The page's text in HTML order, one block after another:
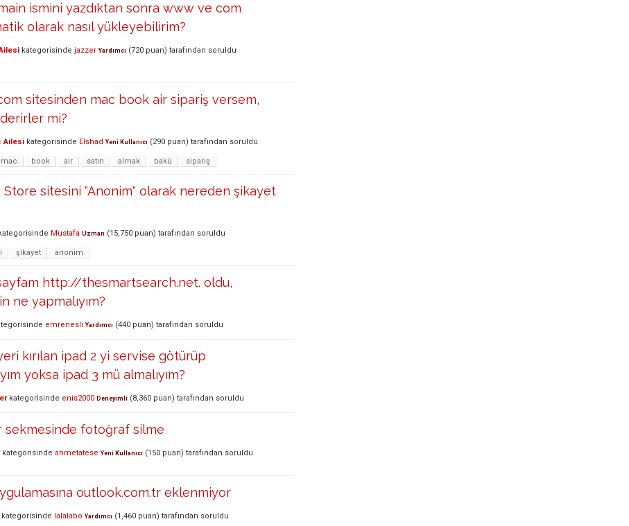
ismini yazdıktan sonra www ve com
olarak nasıl yükleyebilirim?
kategorisinde jazzer Yardımcı (720 puan) tarafından soruldu
sitesinden mac book air sipariş versem,
mi?
Ailesi kategorisinde Elshad Yeni Kullanıcı (290 puan) tarafından soruldu
mac book air satın almak bakü sipariş
sitesini "Anonim" olarak nereden şikayet
Mustafa Uzman (15,750 puan) tarafından soruldu
şikayet anonim
sayfam http://thesmartsearch.net. oldu,
ne yapmalıyım?
emrenesli Yardımcı (440 puan) tarafından soruldu
kırılan ipad 2 yi servise götürüp
yoksa ipad 3 mü almalıyım?
kategorisinde enis2000 Deneyimli (8,360 puan) tarafından soruldu
sekmesinde fotoğraf silme
kategorisinde ahmetatese Yeni Kullanıcı (150 puan) tarafından soruldu
outlook.com.tr eklenmiyor
kategorisinde lalalabo Yardımcı (1,460 puan) tarafından soruldu